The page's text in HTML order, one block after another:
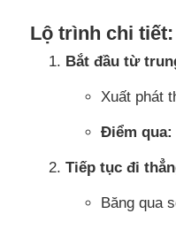
Lộ trình chi tiết:
Bắt đầu từ
Xuất phát
Điểm qua:
Tiếp tục đi
Băng qua